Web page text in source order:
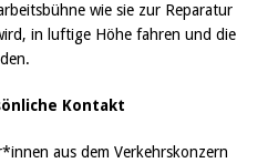
wie sie zur Reparatur
in luftige Höhe fahren und die
Kontakt
aus dem Verkehrskonzern